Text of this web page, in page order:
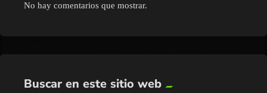
No hay comentarios que mostrar.
Buscar en este sitio web